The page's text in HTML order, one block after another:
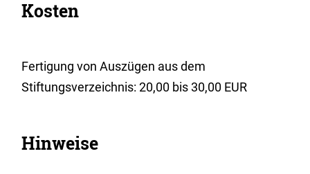
Kosten
Fertigung von Auszügen aus dem
Stiftungsverzeichnis: 20,00 bis 30,00 EUR
Hinweise